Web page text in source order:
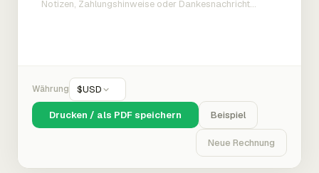
Währung $USD
Drucken / als PDF speichern Beispiel
Neue Rechnung